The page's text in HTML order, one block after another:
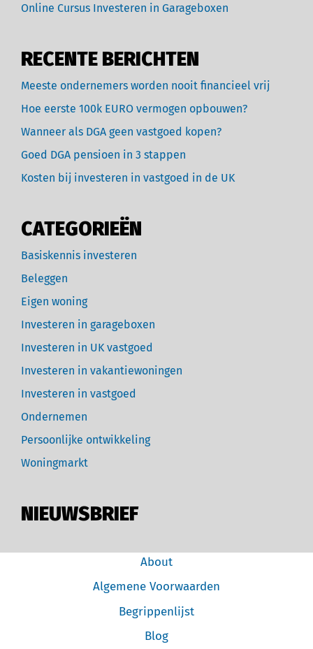
Online Cursus Investeren in Garageboxen
RECENTE BERICHTEN
Meeste ondernemers worden nooit financieel vrij
Hoe eerste 100k EURO vermogen opbouwen?
Wanneer als DGA geen vastgoed kopen?
Goed DGA pensioen in 3 stappen
Kosten bij investeren in vastgoed in de UK
CATEGORIEËN
Basiskennis investeren
Beleggen
Eigen woning
Investeren in garageboxen
Investeren in UK vastgoed
Investeren in vakantiewoningen
Investeren in vastgoed
Ondernemen
Persoonlijke ontwikkeling
Woningmarkt
NIEUWSBRIEF
About
Algemene Voorwaarden
Begrippenlijst
Blog